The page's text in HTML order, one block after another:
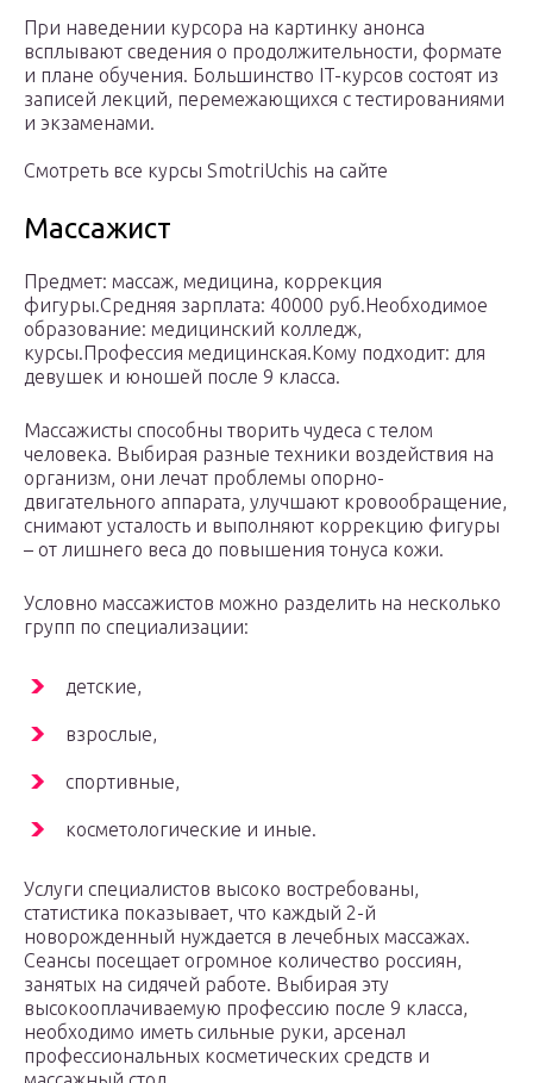
При наведении курсора на картинку анонса
всплывают сведения о продолжительности, формате
и плане обучения. Большинство IT-курсов состоят из
записей лекций, перемежающихся с тестированиями
и экзаменами.
Смотреть все курсы SmotriUchis на сайте
Массажист
Предмет: массаж, медицина, коррекция
фигуры.Средняя зарплата: 40000 руб.Необходимое
образование: медицинский колледж,
курсы.Профессия медицинская.Кому подходит: для
девушек и юношей после 9 класса.
Массажисты способны творить чудеса с телом
человека. Выбирая разные техники воздействия на
организм, они лечат проблемы опорно-
двигательного аппарата, улучшают кровообращение,
снимают усталость и выполняют коррекцию фигуры
– от лишнего веса до повышения тонуса кожи.
Условно массажистов можно разделить на несколько
групп по специализации:
детские,
взрослые,
спортивные,
косметологические и иные.
Услуги специалистов высоко востребованы,
статистика показывает, что каждый 2-й
новорожденный нуждается в лечебных массажах.
Сеансы посещает огромное количество россиян,
занятых на сидячей работе. Выбирая эту
высокооплачиваемую профессию после 9 класса,
необходимо иметь сильные руки, арсенал
профессиональных косметических средств и